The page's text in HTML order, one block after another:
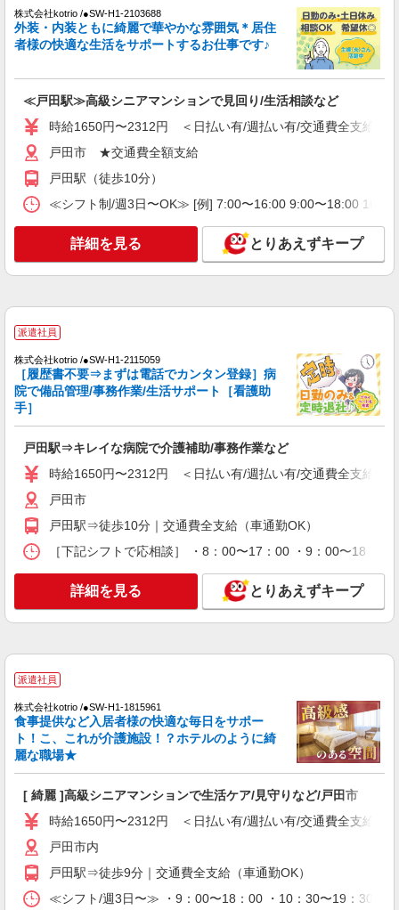
分） ※6回目以降は1回6,000円支給 ▼下記別途支
給 通勤手当 年末年始手当：380円/時 寸志あり：
年2回（6月・12月） ※業績による 特別報酬：平
均26.6万円（最高額109万円） ※2025年6月支給実
績 ※処遇改善手当は試用期間中(3ヶ月)は支給なし
埼玉県戸田市氷川町2-16-23
キープ 詳細を見る
パート
ショートステイ 夜勤専従介護職
【時給】1,620円〜2,020円 ▼給与詳細 処遇改
善手当：220円/時 夜勤手当:6,000円/回 ▼下記別途
支給 通勤手当 年末年始手当：380円/時 寸志あ
り：年2回（6月・12月） ※業績による ※処遇改
キープ 詳細を見る
有料老人ホーム 介護スタッフ
記別途支給 通勤手当 年末年始手当：380円/時 寸
志あり：年2回（6月・12月） ※業績による ※処
遇改善手当は試用期間中(3ヶ月)は支給なし
埼玉県戸田市氷川町2-16-23
詳細を見る
契約社員
戸田ケアコミュニティそよ風：RO42870
遇改善手当：34,320円 ▼下記別途支給 通勤手当
年末年始手当：380円/時 寸志あり：年2回（6月・
12月） ※業績による 特別報酬：平均33.8万円（最
高額130万円） ※2025年6月支給実績 ※処遇改善
手当は試用期間中(3ヶ月)は支給なし
埼玉県戸田市氷川町2-16-23
キープ 詳細を見る
遇改善手当：35,920円 夜勤手当：30,000円（5回
分） ※6回目以降は1回6,000円支給 ▼下記別途支
給 通勤手当 年末年始手当：380円/時 寸志あり：
年2回（6月・12月） ※業績による 特別報酬：平
均18.9万円（最高額120万円） ※2025年6月支給実
績 ※処遇改善手当は試用期間中(3ヶ月)は支給なし
埼玉県戸田市氷川町2-16-23
キープ
戸田ケアコミュニティそよ風：RO16002
【月給】234,320円〜264,320円 ▼給与詳細 資
宅手当：規定あり 精勤手当：8,000円 調整手当：
株式会社kotrio /●SW-H1-2103688
外装・内装ともに綺麗で華やかな雰囲気＊居住
者様の快適な生活をサポートするお仕事です♪
≪戸田駅≫高級シニアマンションで見回り/生活相談など
時給1650円〜2312円 ＜日払い有/週払い有/交通費全支給(ガ
戸田市 ★交通費全額支給
戸田駅（徒歩10分）
≪シフト制/週3日〜OK≫ [例] 7:00〜16:00 9:00〜18:00
詳細を見る とりあえずキープ
派遣社員
株式会社kotrio /●SW-H1-2115059
［履歴書不要⇒まずは電話でカンタン登録］病
院で備品管理/事務作業/生活サポート［看護助
手］
戸田駅⇒キレイな病院で介護補助/事務作業など
時給1650円〜2312円 ＜日払い有/週払い有/交通費全支給(ガ
戸田市
戸田駅⇒徒歩10分｜交通費全支給（車通勤OK）
［下記シフトで応相談］ ・8：00〜17：00 ・9：00〜18：
詳細を見る とりあえずキープ
派遣社員
株式会社kotrio /●SW-H1-1815961
食事提供など入居者様の快適な毎日をサポー
ト！こ、これが介護施設！？ホテルのように綺
麗な職場★
[ 綺麗 ]高級シニアマンションで生活ケア/見守りなど/戸田市
時給1650円〜2312円 ＜日払い有/週払い有/交通費全支給(ガ
戸田市内
戸田駅⇒徒歩9分｜交通費全支給（車通勤OK）
≪シフト/週3日〜≫ ・9：00〜18：00 ・10：30〜19：30 ・